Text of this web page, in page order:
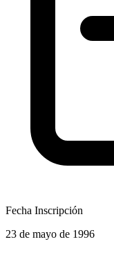
Fecha Inscripción
23 de mayo de 1996